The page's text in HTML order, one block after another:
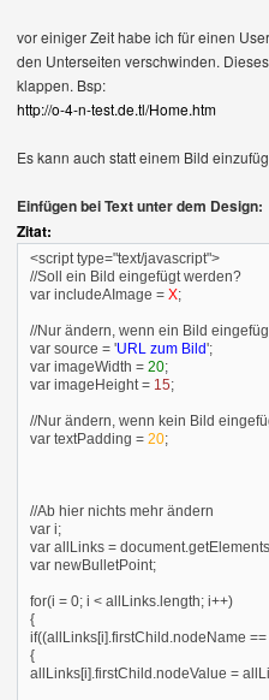
vor einiger Zeit habe ich für einen
den Unterseiten verschwinden.
klappen. Bsp:
http://o-4-n-test.de.tl/Home.htm
Es kann auch statt einem Bild
Einfügen bei Text unter dem Design:
Zitat:
<script type="text/javascript">
//Soll ein Bild eingefügt werden?
var includeAImage = X;
//Nur ändern, wenn ein Bild
var source = 'URL zum Bild';
var imageWidth = 20;
var imageHeight = 15;
//Nur ändern, wenn kein Bild
var textPadding = 20;
//Ab hier nichts mehr ändern
var i;
var allLinks =
var newBulletPoint;
for(i = 0; i < allLinks.length; i++)
{
if((allLinks[i].firstChild.nodeName
{
allLinks[i].firstChild.nodeValue =